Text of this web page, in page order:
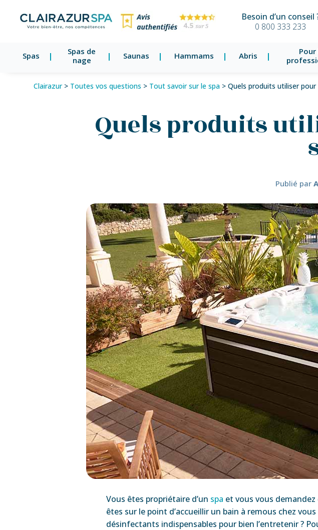
Besoin d’un conseil
0 800 333 233
Spas
Spas de
nage
Saunas Hammams Abris
Pour
Clairazur> Toutes vos questions > Tout savoir sur le spa >Quels produits utiliser
Quels produits
Publié par
Vous êtes propriétaire d’un spa et vous vous
êtes sur le point d’accueillir un bain à remous chez
désinfectants indispensables pour bien l’entretenir ?